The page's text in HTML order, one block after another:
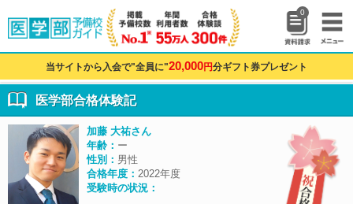
0
当サイトから入会で"全員に"20,000円分ギフト券プレゼント
医学部合格体験記
加藤 大祐さん
年齢： ー
性別： 男性
合格年度： 2022年度
受験時の状況：